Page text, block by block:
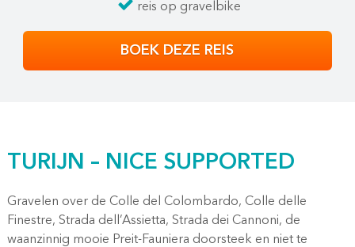
reis op gravelbike
BOEK DEZE REIS
TURIJN – NICE SUPPORTED
Gravelen over de Colle del Colombardo, Colle delle
Finestre, Strada dell’Assietta, Strada dei Cannoni, de
waanzinnig mooie Preit-Fauniera doorsteek en niet te